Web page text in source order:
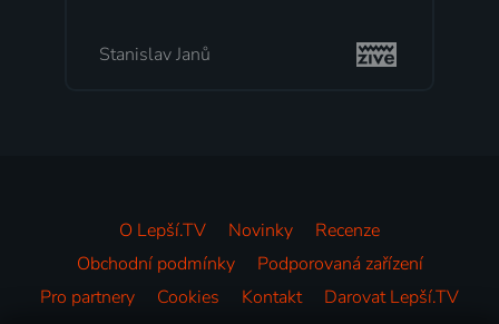
Stanislav Janů
O Lepší.TV Novinky
Recenze
Obchodní podmínky
Podporovaná zařízení
Pro partnery
Cookies Kontakt Darovat Lepší.TV